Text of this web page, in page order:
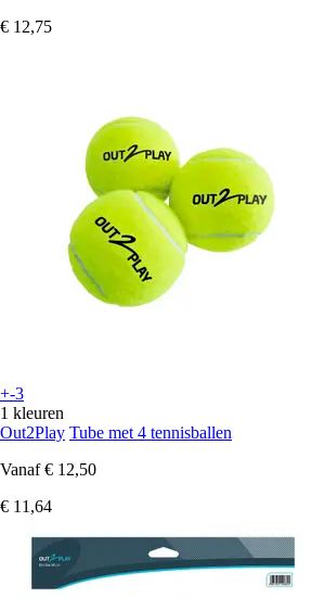
€ 12,75
+-3
1 kleuren
Out2Play Tube met 4 tennisballen
Vanaf € 12,50
€ 11,64